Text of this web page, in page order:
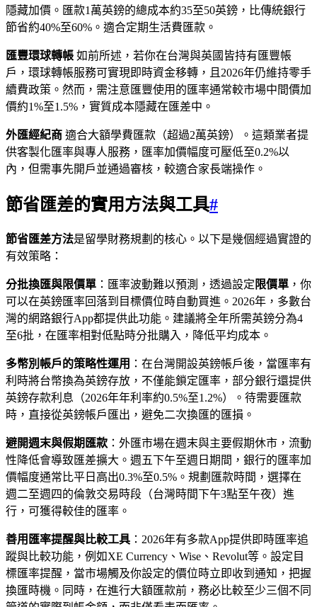
隱藏加價。匯款1萬英鎊的總成本約35至50英鎊，比傳統銀行
節省約40%至60%。適合定期生活費匯款。
匯豐環球轉帳 如前所述，若你在台灣與英國皆持有匯豐帳
戶，環球轉帳服務可實現即時資金移轉，且2026年仍維持零手
續費政策。然而，需注意匯豐使用的匯率通常較市場中間價加
價約1%至1.5%，實質成本隱藏在匯差中。
外匯經紀商 適合大額學費匯款（超過2萬英鎊）。這類業者提
供客製化匯率與專人服務，匯率加價幅度可壓低至0.2%以
內，但需事先開戶並通過審核，較適合家長端操作。
節省匯差的實用方法與工具#
節省匯差方法是留學財務規劃的核心。以下是幾個經過實證的
有效策略：
分批換匯與限價單 ：匯率波動難以預測，透過設定 限價單 ，你
可以在英鎊匯率回落到目標價位時自動買進。2026年，多數台
灣的網路銀行App都提供此功能。建議將全年所需英鎊分為4
至6批，在匯率相對低點時分批購入，降低平均成本。
多幣別帳戶的策略性運用 ：在台灣開設英鎊帳戶後，當匯率有
利時將台幣換為英鎊存放，不僅能鎖定匯率，部分銀行還提供
英鎊存款利息（2026年年利率約0.5%至1.2%）。待需要匯款
時，直接從英鎊帳戶匯出，避免二次換匯的匯損。
避開週末與假期匯款 ：外匯市場在週末與主要假期休市，流動
性降低會導致匯差擴大。週五下午至週日期間，銀行的匯率加
價幅度通常比平日高出0.3%至0.5%。規劃匯款時間，選擇在
週二至週四的倫敦交易時段（台灣時間下午3點至午夜）進
行，可獲得較佳的匯率。
善用匯率提醒與比較工具 ：2026年有多款App提供即時匯率追
蹤與比較功能，例如XE Currency、Wise、Revolut等。設定目
標匯率提醒，當市場觸及你設定的價位時立即收到通知，把握
換匯時機。同時，在進行大額匯款前，務必比較至少三個不同